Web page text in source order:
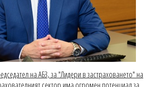
на АБЗ, за "Лидери в застраховането" на
сектор има огромен потенциал за